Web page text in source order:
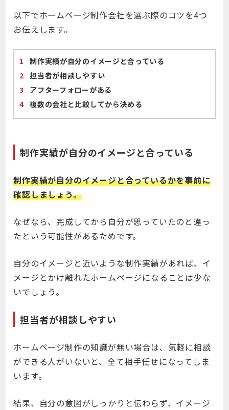
以下でホームページ制作会社を選ぶ際のコツを4つ
お伝えします。
制作実績が自分のイメージと合っている
担当者が相談しやすい
アフターフォローがある
複数の会社と比較してから決める
制作実績が自分のイメージと合っている
制作実績が自分のイメージと合っているかを事前に
確認しましょう。
なぜなら、完成してから自分が思っていたのと違っ
たという可能性があるためです。
自分のイメージと近いような制作実績があれば、イ
メージとかけ離れたホームページになることは少な
いでしょう。
担当者が相談しやすい
ホームページ制作の知識が無い場合は、気軽に相談
ができる人がいないと、全て相手任せになってしま
います。
結果、自分の意図がしっかりと伝わらず、イメージ